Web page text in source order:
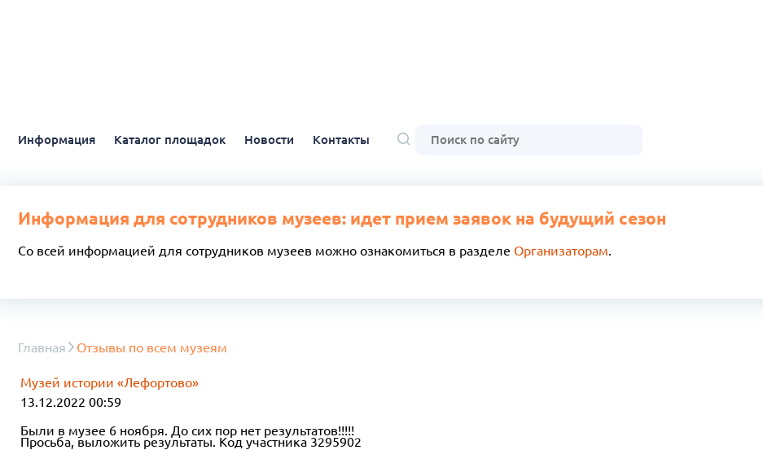
Информация Каталог площадок Новости Контакты
Информация для сотрудников музеев: идет прием заявок на будущий сезон
Со всей информацией для сотрудников музеев можно ознакомиться в разделе Организаторам.
Главная Отзывы по всем музеям
Музей истории «Лефортово»
13.12.2022 00:59
Были в музее 6 ноября. До сих пор нет результатов!!!!!
Просьба, выложить результаты. Код участника 3295902